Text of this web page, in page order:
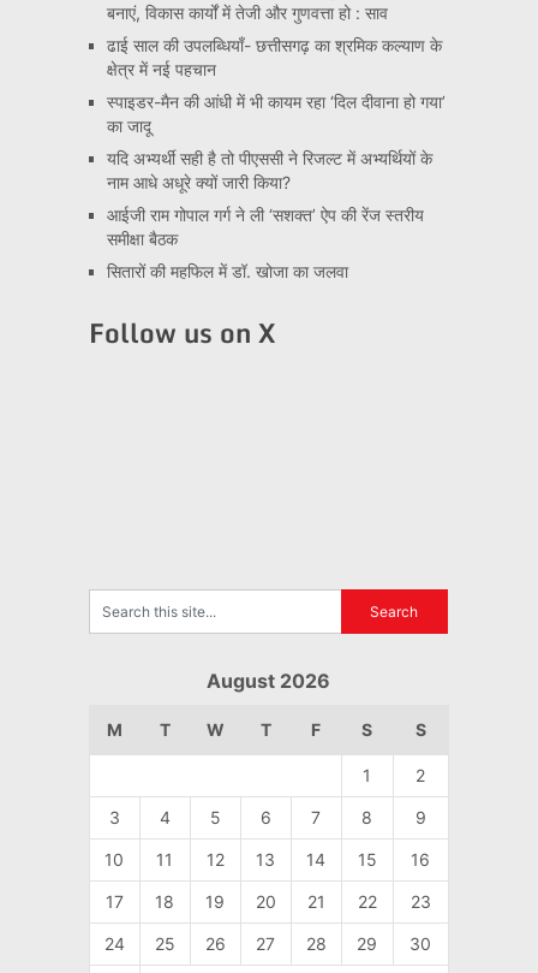
बनाएं, विकास कार्यों में तेजी और गुणवत्ता हो : साव
ढाई साल की उपलब्धियाँ- छत्तीसगढ़ का श्रमिक कल्याण के
क्षेत्र में नई पहचान
स्पाइडर-मैन की आंधी में भी कायम रहा ‘दिल दीवाना हो गया’
का जादू
यदि अभ्यर्थी सही है तो पीएससी ने रिजल्ट में अभ्यर्थियों के
नाम आधे अधूरे क्यों जारी किया?
आईजी राम गोपाल गर्ग ने ली ‘सशक्त’ ऐप की रेंज स्तरीय
समीक्षा बैठक
सितारों की महफिल में डॉ. खोजा का जलवा
Follow us on X
August 2026
M T W T F S S
1 2
3 4 5 6 7 8 9
10 11 12 13 14 15 16
17 18 19 20 21 22 23
24 25 26 27 28 29 30